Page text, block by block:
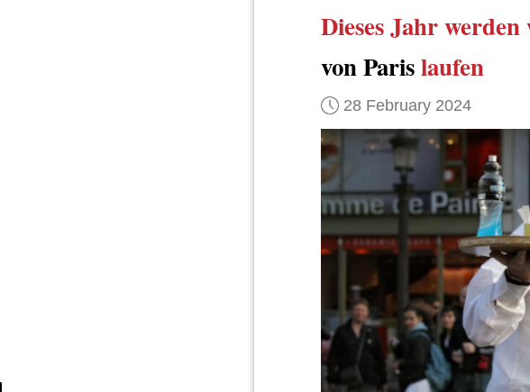
Dieses Jahrwerden
von Parislaufen
28 February 2024